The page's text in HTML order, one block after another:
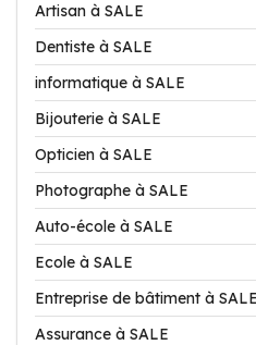
Artisan à SALE
Dentiste à SALE
informatique à SALE
Bijouterie à SALE
Opticien à SALE
Photographe à SALE
Auto-école à SALE
Ecole à SALE
Entreprise de bâtiment à SALE
Assurance à SALE